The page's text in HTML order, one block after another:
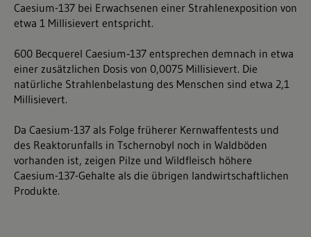
Caesium-137 bei Erwachsenen einer Strahlenexposition von
etwa 1 Millisievert entspricht.
600 Becquerel Caesium‑137 entsprechen demnach in etwa
einer zusätzlichen Dosis von 0,0075 Millisievert. Die
natürliche Strahlenbelastung des Menschen sind etwa 2,1
Millisievert.
Da Caesium-137 als Folge früherer Kernwaffentests und
des Reaktorunfalls in Tschernobyl noch in Waldböden
vorhanden ist, zeigen Pilze und Wildfleisch höhere
Caesium-137-Gehalte als die übrigen landwirtschaftlichen
Produkte.